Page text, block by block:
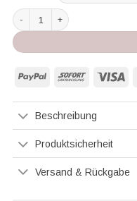
Chantelle Softstretch Taillenslip
PayPal Sofort
Beschreibung
Produktsicherheit
Versand & Rückgabe